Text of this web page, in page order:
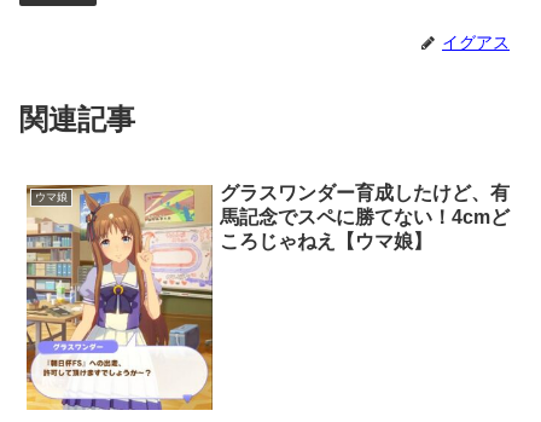
イグアス
関連記事
ウマ娘
グラスワンダー育成したけど、有
馬記念でスペに勝てない！4cmど
ころじゃねえ【ウマ娘】